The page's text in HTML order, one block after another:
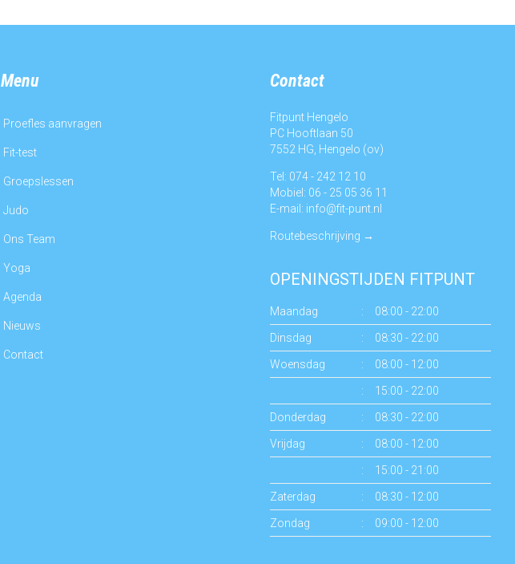
Menu
Proefles aanvragen
Fit-test
Groepslessen
Judo
Ons Team
Yoga
Agenda
Nieuws
Contact
Contact
Fitpunt Hengelo
PC Hooftlaan 50
7552 HG, Hengelo (ov)
Tel: 074 - 242 12 10
Mobiel: 06 - 25 05 36 11
E-mail: info@fit-punt.nl
Routebeschrijving →
OPENINGSTIJDEN FITPUNT
Maandag : 08:00 - 22:00
Dinsdag : 08:30 - 22:00
Woensdag : 08:00 - 12:00
: 15:00 - 22:00
Donderdag : 08:30 - 22:00
Vrijdag : 08:00 - 12:00
: 15:00 - 21:00
Zaterdag : 08:30 - 12:00
Zondag : 09:00 - 12:00